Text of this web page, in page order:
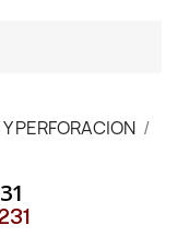
PERFORACION